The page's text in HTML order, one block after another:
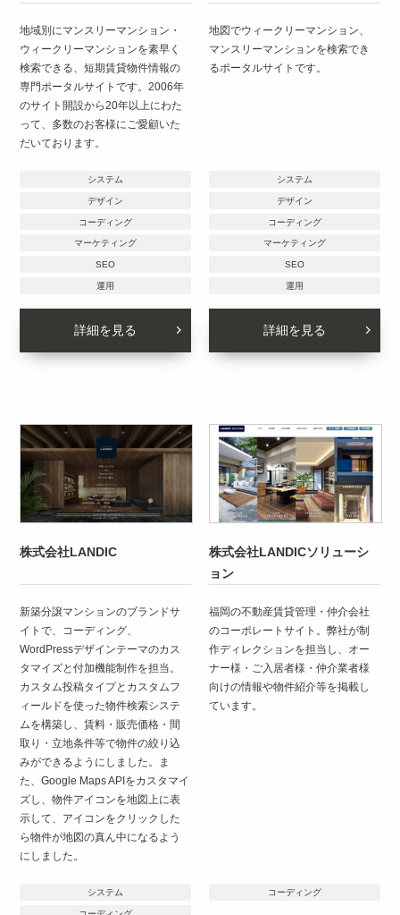
地域別にマンスリーマンション・
ウィークリーマンションを素早く
検索できる、短期賃貸物件情報の
専門ポータルサイトです。2006年
のサイト開設から20年以上にわた
って、多数のお客様にご愛顧いた
だいております。
システム
デザイン
コーディング
マーケティング
SEO
運用
詳細を見る
地図でウィークリーマンション、
マンスリーマンションを検索でき
るポータルサイトです。
システム
デザイン
コーディング
マーケティング
SEO
運用
詳細を見る
株式会社LANDIC
新築分譲マンションのブランドサ
イトで、コーディング、
WordPressデザインテーマのカス
タマイズと付加機能制作を担当。
カスタム投稿タイプとカスタムフ
ィールドを使った物件検索システ
ムを構築し、賃料・販売価格・間
取り・立地条件等で物件の絞り込
みができるようにしました。ま
た、Google Maps APIをカスタマイ
ズし、物件アイコンを地図上に表
示して、アイコンをクリックした
ら物件が地図の真ん中になるよう
にしました。
システム
株式会社LANDICソリューシ
ョン
福岡の不動産賃貸管理・仲介会社
のコーポレートサイト。弊社が制
作ディレクションを担当し、オー
ナー様・ご入居者様・仲介業者様
向けの情報や物件紹介等を掲載し
ています。
コーディング